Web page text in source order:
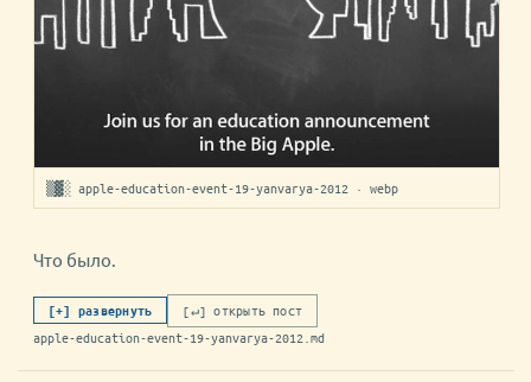
▒▓░ apple-education-event-19-yanvarya-2012 · webp
Что было.
[+] развернуть
[↵] открыть пост
apple-education-event-19-yanvarya-2012.md